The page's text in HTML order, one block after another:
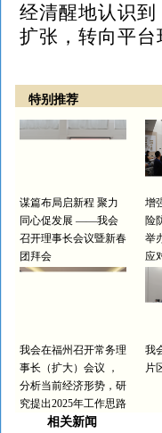
经清醒地认识
扩张，转向平台
特别推荐
谋篇布局启新程 聚力
同心促发展 ——我会
召开理事长会议暨新春
团拜会
增
险
举
应
我会在福州召开常务理
事长（扩大）会议 ，
分析当前经济形势，研
究提出2025年工作思路
我
片
相关新闻